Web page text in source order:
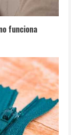
funciona